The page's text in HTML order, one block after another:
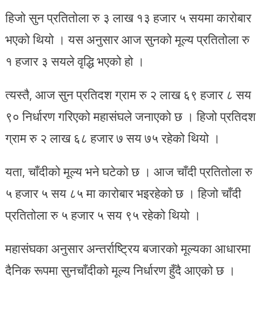
हिजो सुन प्रतितोला रु ३ लाख १३ हजार ५ सयमा कारोबार
भएको थियो । यस अनुसार आज सुनको मूल्य प्रतितोला रु
१ हजार ३ सयले वृद्धि भएको हो ।
त्यस्तै, आज सुन प्रतिदश ग्राम रु २ लाख ६९ हजार ८ सय
९० निर्धारण गरिएको महासंघले जनाएको छ । हिजो प्रतिदश
ग्राम रु २ लाख ६८ हजार ७ सय ७५ रहेको थियो ।
यता, चाँदीको मूल्य भने घटेको छ । आज चाँदी प्रतितोला रु
५ हजार ५ सय ८५ मा कारोबार भइरहेको छ । हिजो चाँदी
प्रतितोला रु ५ हजार ५ सय ९५ रहेको थियो ।
महासंघका अनुसार अन्तर्राष्ट्रिय बजारको मूल्यका आधारमा
दैनिक रूपमा सुनचाँदीको मूल्य निर्धारण हुँदै आएको छ ।